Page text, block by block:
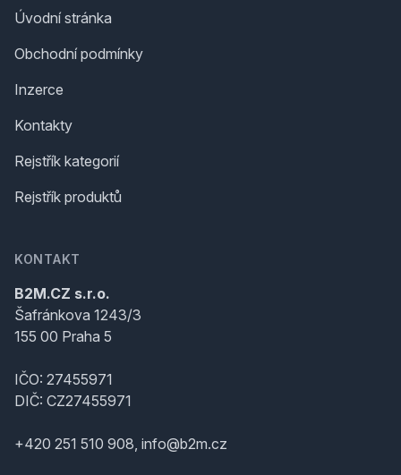
Úvodní stránka
Obchodní podmínky
Inzerce
Kontakty
Rejstřík kategorií
Rejstřík produktů
KONTAKT
B2M.CZ s.r.o.
Šafránkova 1243/3
155 00 Praha 5
IČO: 27455971
DIČ: CZ27455971
+420 251 510 908, info@b2m.cz